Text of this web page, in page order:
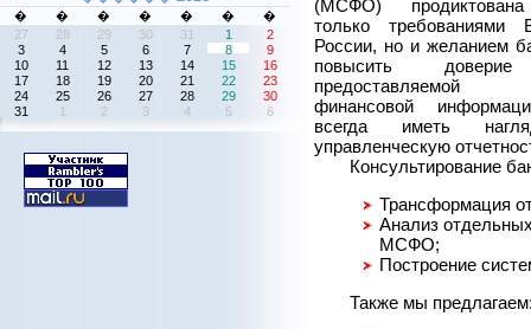
(МСФО)
только требованиями
России, но и желанием
повысить
предоставляемой
финансовой
всегда иметь
управленческую
Консультирование
Трансформация
Анализ
МСФО;
Построение
Также мы